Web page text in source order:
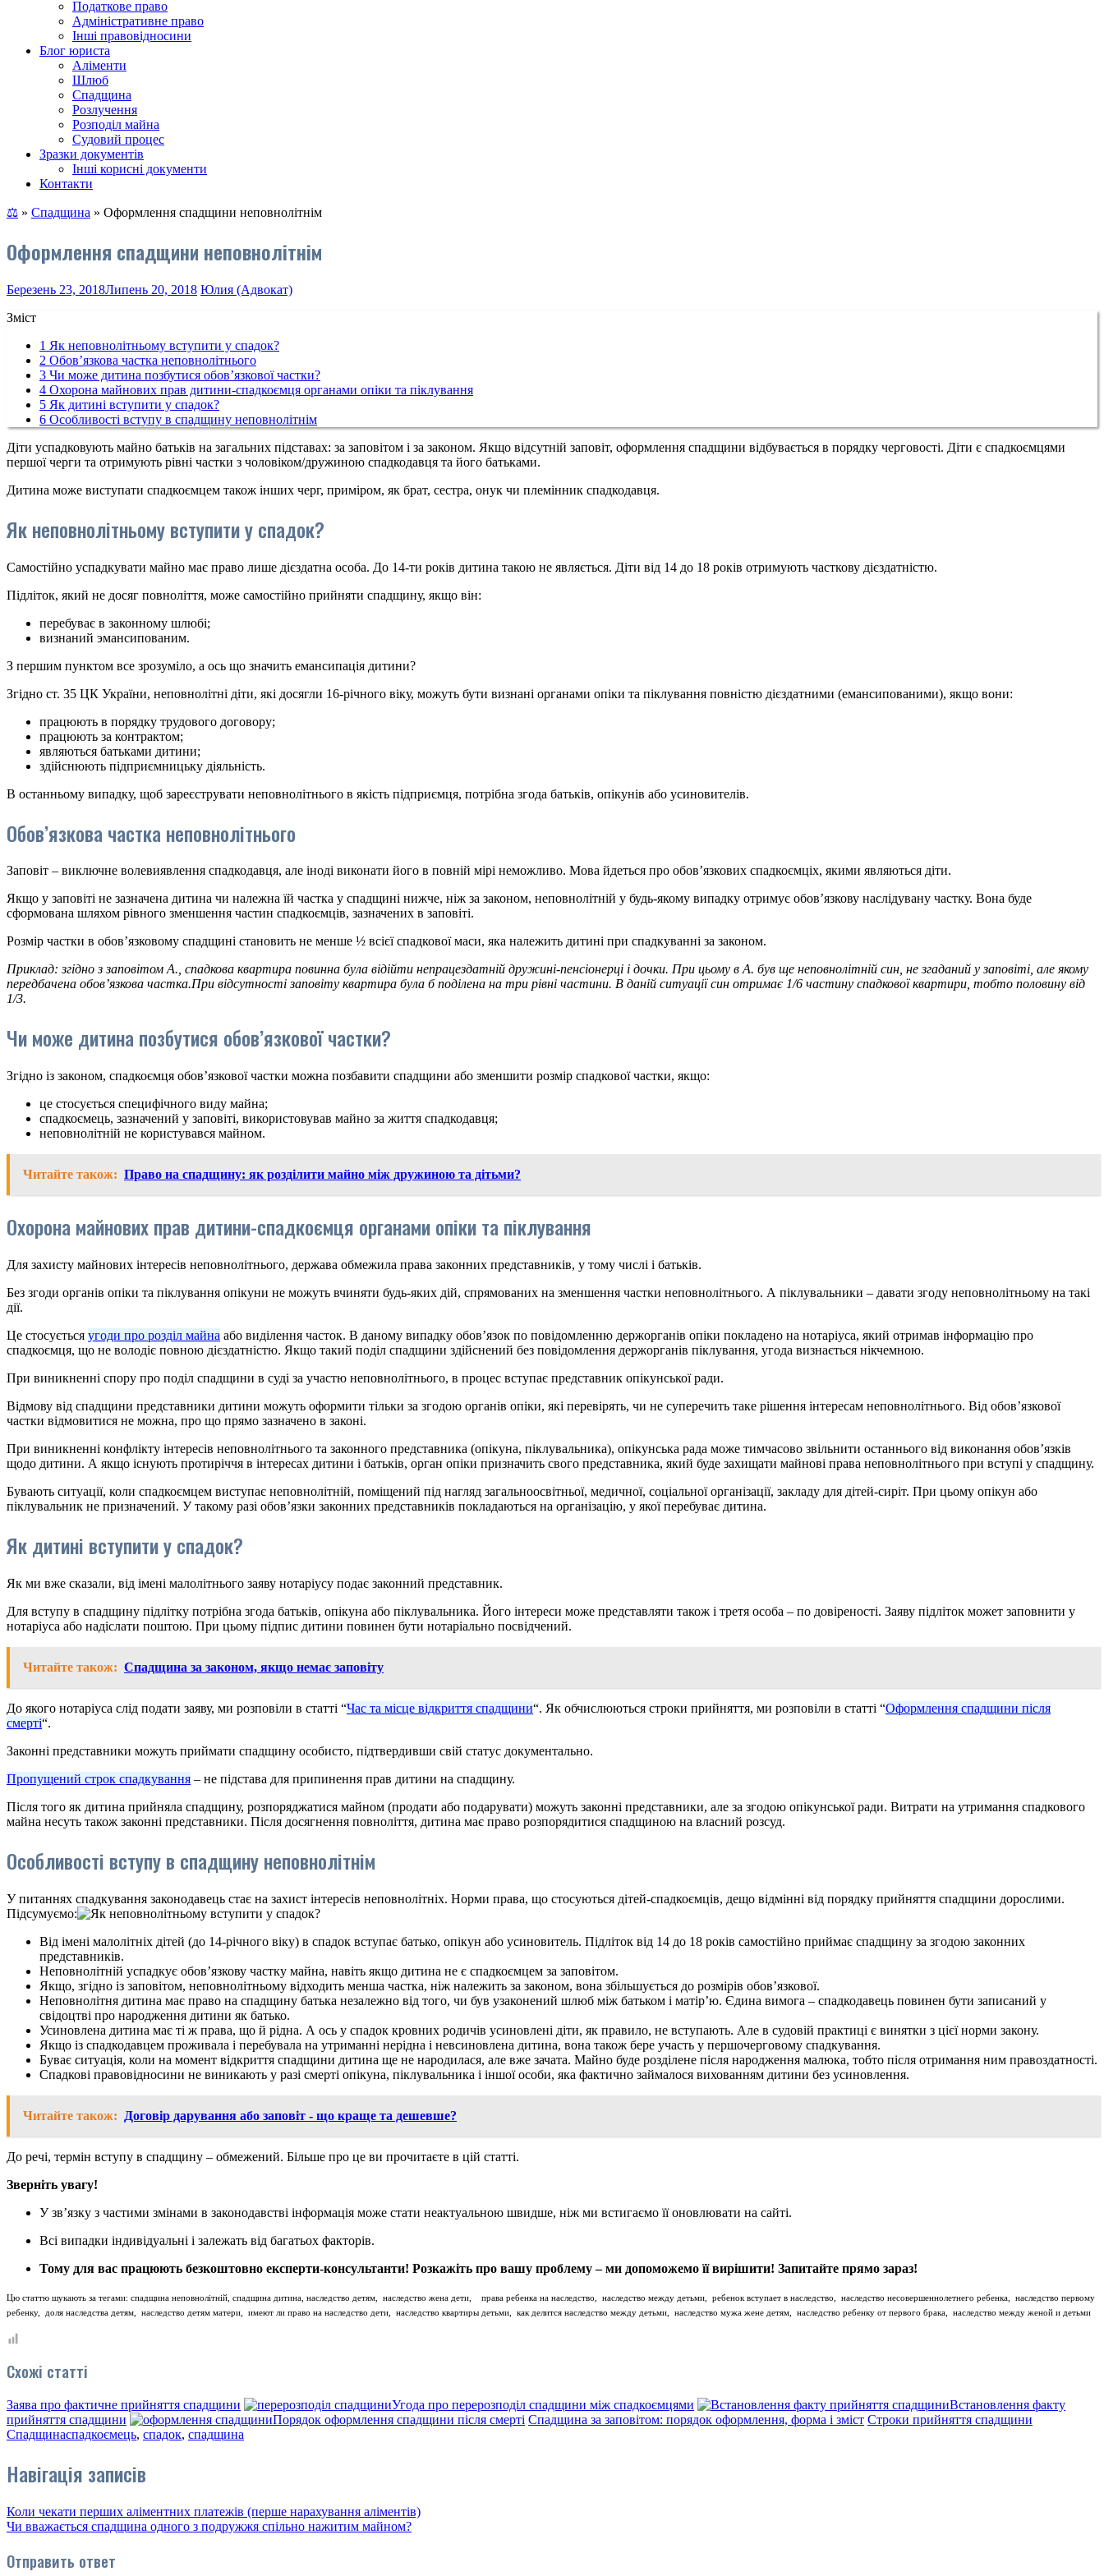
Податкове право
Адміністративне право
Інші правовідносини
Блог юриста
Аліменти
Шлюб
Спадщина
Розлучення
Розподіл майна
Судовий процес
Зразки документів
Інші корисні документи
Контакти
⚖ » Спадщина » Оформлення спадщини неповнолітнім
Оформлення спадщини неповнолітнім
Березень 23, 2018Липень 20, 2018 Юлия (Адвокат)
Зміст
1 Як неповнолітньому вступити у спадок?
2 Обов’язкова частка неповнолітнього
3 Чи може дитина позбутися обов’язкової частки?
4 Охорона майнових прав дитини-спадкоємця органами опіки та піклування
5 Як дитині вступити у спадок?
6 Особливості вступу в спадщину неповнолітнім
Діти успадковують майно батьків на загальних підставах: за заповітом і за законом. Якщо відсутній заповіт, оформлення спадщини відбувається в порядку черговості. Діти є спадкоємцями
першої черги та отримують рівні частки з чоловіком/дружиною спадкодавця та його батьками.
Дитина може виступати спадкоємцем також інших черг, приміром, як брат, сестра, онук чи племінник спадкодавця.
Як неповнолітньому вступити у спадок?
Самостійно успадкувати майно має право лише дієздатна особа. До 14-ти років дитина такою не являється. Діти від 14 до 18 років отримують часткову дієздатністю.
Підліток, який не досяг повноліття, може самостійно прийняти спадщину, якщо він:
перебуває в законному шлюбі;
визнаний эмансипованим.
З першим пунктом все зрозуміло, а ось що значить емансипація дитини?
Згідно ст. 35 ЦК України, неповнолітні діти, які досягли 16-річного віку, можуть бути визнані органами опіки та піклування повністю дієздатними (емансипованими), якщо вони:
працюють в порядку трудового договору;
працюють за контрактом;
являються батьками дитини;
здійснюють підприємницьку діяльність.
В останньому випадку, щоб зареєструвати неповнолітнього в якість підприємця, потрібна згода батьків, опікунів або усиновителів.
Обов’язкова частка неповнолітнього
Заповіт – виключне волевиявлення спадкодавця, але іноді виконати його в повній мірі неможливо. Мова йдеться про обов’язкових спадкоємціх, якими являються діти.
Якщо у заповіті не зазначена дитина чи належна їй частка у спадщині нижче, ніж за законом, неповнолітній у будь-якому випадку отримує обов’язкову наслідувану частку. Вона буде
сформована шляхом рівного зменшення частин спадкоємців, зазначених в заповіті.
Розмір частки в обов’язковому спадщині становить не менше ½ всієї спадкової маси, яка належить дитині при спадкуванні за законом.
Приклад: згідно з заповітом А., спадкова квартира повинна була відійти непрацездатній дружині-пенсіонерці і дочки. При цьому в А. був ще неповнолітній син, не згаданий у заповіті, але якому
передбачена обов’язкова частка.При відсутності заповіту квартира була б поділена на три рівні частини. В даній ситуації син отримає 1/6 частину спадкової квартири, тобто половину від
1/3.
Чи може дитина позбутися обов’язкової частки?
Згідно із законом, спадкоємця обов’язкової частки можна позбавити спадщини або зменшити розмір спадкової частки, якщо:
це стосується специфічного виду майна;
спадкоємець, зазначений у заповіті, використовував майно за життя спадкодавця;
неповнолітній не користувався майном.
Читайте також: Право на спадщину: як розділити майно між дружиною та дітьми?
Охорона майнових прав дитини-спадкоємця органами опіки та піклування
Для захисту майнових інтересів неповнолітнього, держава обмежила права законних представників, у тому числі і батьків.
Без згоди органів опіки та піклування опікуни не можуть вчиняти будь-яких дій, спрямованих на зменшення частки неповнолітнього. А піклувальники – давати згоду неповнолітньому на такі
дії.
Це стосується угоди про розділ майна або виділення часток. В даному випадку обов’язок по повідомленню держорганів опіки покладено на нотаріуса, який отримав інформацію про
спадкоємця, що не володіє повною дієздатністю. Якщо такий поділ спадщини здійснений без повідомлення держорганів піклування, угода визнається нікчемною.
При виникненні спору про поділ спадщини в суді за участю неповнолітнього, в процес вступає представник опікунської ради.
Відмову від спадщини представники дитини можуть оформити тільки за згодою органів опіки, які перевірять, чи не суперечить таке рішення інтересам неповнолітнього. Від обов’язкової
частки відмовитися не можна, про що прямо зазначено в законі.
При виникненні конфлікту інтересів неповнолітнього та законного представника (опікуна, піклувальника), опікунська рада може тимчасово звільнити останнього від виконання обов’язків
щодо дитини. А якщо існують протиріччя в інтересах дитини і батьків, орган опіки призначить свого представника, який буде захищати майнові права неповнолітнього при вступі у спадщину.
Бувають ситуації, коли спадкоємцем виступає неповнолітній, поміщений під нагляд загальноосвітньої, медичної, соціальної організації, закладу для дітей-сиріт. При цьому опікун або
піклувальник не призначений. У такому разі обов’язки законних представників покладаються на організацію, у якої перебуває дитина.
Як дитині вступити у спадок?
Як ми вже сказали, від імені малолітнього заяву нотаріусу подає законний представник.
Для вступу в спадщину підлітку потрібна згода батьків, опікуна або піклувальника. Його інтереси може представляти також і третя особа – по довіреності. Заяву підліток может заповнити у
нотаріуса або надіслати поштою. При цьому підпис дитини повинен бути нотаріально посвідчений.
Читайте також: Спадщина за законом, якщо немає заповіту
До якого нотаріуса слід подати заяву, ми розповіли в статті “Час та місце відкриття спадщини“. Як обчислюються строки прийняття, ми розповіли в статті “Оформлення спадщини після
смерті“.
Законні представники можуть приймати спадщину особисто, підтвердивши свій статус документально.
Пропущений строк спадкування – не підстава для припинення прав дитини на спадщину.
Після того як дитина прийняла спадщину, розпоряджатися майном (продати або подарувати) можуть законні представники, але за згодою опікунської ради. Витрати на утримання спадкового
майна несуть також законні представники. Після досягнення повноліття, дитина має право розпорядитися спадщиною на власний розсуд.
Особливості вступу в спадщину неповнолітнім
У питаннях спадкування законодавець стає на захист інтересів неповнолітніх. Норми права, що стосуються дітей-спадкоємців, дещо відмінні від порядку прийняття спадщини дорослими.
Підсумуємо:
Від імені малолітніх дітей (до 14-річного віку) в спадок вступає батько, опікун або усиновитель. Підліток від 14 до 18 років самостійно приймає спадщину за згодою законних
представників.
Неповнолітній успадкує обов’язкову частку майна, навіть якщо дитина не є спадкоємцем за заповітом.
Якщо, згідно із заповітом, неповнолітньому відходить менша частка, ніж належить за законом, вона збільшується до розмірів обов’язкової.
Неповнолітня дитина має право на спадщину батька незалежно від того, чи був узаконений шлюб між батьком і матір’ю. Єдина вимога – спадкодавець повинен бути записаний у
свідоцтві про народження дитини як батько.
Усиновлена дитина має ті ж права, що й рідна. А ось у спадок кровних родичів усиновлені діти, як правило, не вступають. Але в судовій практиці є винятки з цієї норми закону.
Якщо із спадкодавцем проживала і перебувала на утриманні нерідна і невсиновлена дитина, вона також бере участь у першочерговому спадкування.
Буває ситуація, коли на момент відкриття спадщини дитина ще не народилася, але вже зачата. Майно буде розділене після народження малюка, тобто після отримання ним правоздатності.
Спадкові правовідносини не виникають у разі смерті опікуна, піклувальника і іншої особи, яка фактично займалося вихованням дитини без усиновлення.
Читайте також: Договір дарування або заповіт - що краще та дешевше?
До речі, термін вступу в спадщину – обмежений. Більше про це ви прочитаєте в цій статті.
Зверніть увагу!
У зв’язку з частими змінами в законодавстві інформація може стати неактуальною швидше, ніж ми встигаємо її оновлювати на сайті.
Всі випадки індивідуальні і залежать від багатьох факторів.
Тому для вас працюють безкоштовно експерти-консультанти! Розкажіть про вашу проблему – ми допоможемо її вирішити! Запитайте прямо зараз!
Цю статтю шукають за тегами: спадщина неповнолітній, спадщина дитина, наследство детям, наследство жена дети, права ребенка на наследство, наследство между детьми, ребенок вступает в наследство, наследство несовершеннолетнего ребенка, наследство первому
ребенку, доля наследства детям, наследство детям матери, имеют ли право на наследство дети, наследство квартиры детьми, как делится наследство между детьми, наследство мужа жене детям, наследство ребенку от первого брака, наследство между женой и детьми
Схожі статті
Заява про фактичне прийняття спадщини Угода про перерозподіл спадщини між спадкоємцями
Встановлення факту
прийняття спадщини
Порядок оформлення спадщини після смерті Спадщина за заповітом: порядок оформлення, форма і зміст Строки прийняття спадщини
Спадщинаспадкоємець, спадок, спадщина
Навігація записів
Коли чекати перших аліментних платежів (перше нарахування аліментів)
Чи вважається спадщина одного з подружжя спільно нажитим майном?
Отправить ответ